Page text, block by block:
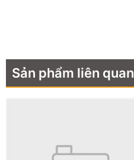
Sản phẩm liên quan